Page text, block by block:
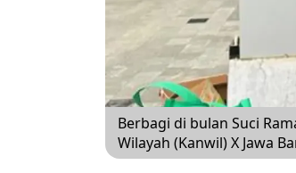
Berbagi di bulan Suci
Wilayah (Kanwil) X Jawa